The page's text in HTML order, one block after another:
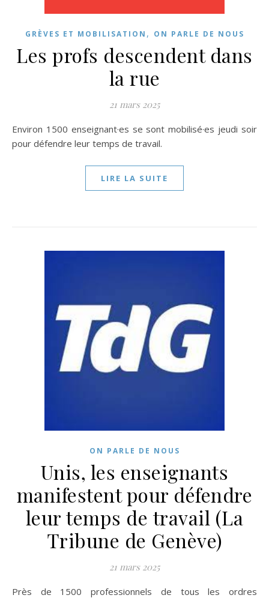
GRÈVES ET MOBILISATION , ON PARLE DE NOUS
Les profs descendent dans
la rue
21 mars 2025
Environ 1500 enseignant·es se sont mobilisé·es jeudi soir
pour défendre leur temps de travail.
LIRE LA SUITE
ON PARLE DE NOUS
Unis, les enseignants
manifestent pour défendre
leur temps de travail (La
Tribune de Genève)
21 mars 2025
Près de 1500 professionnels de tous les ordres